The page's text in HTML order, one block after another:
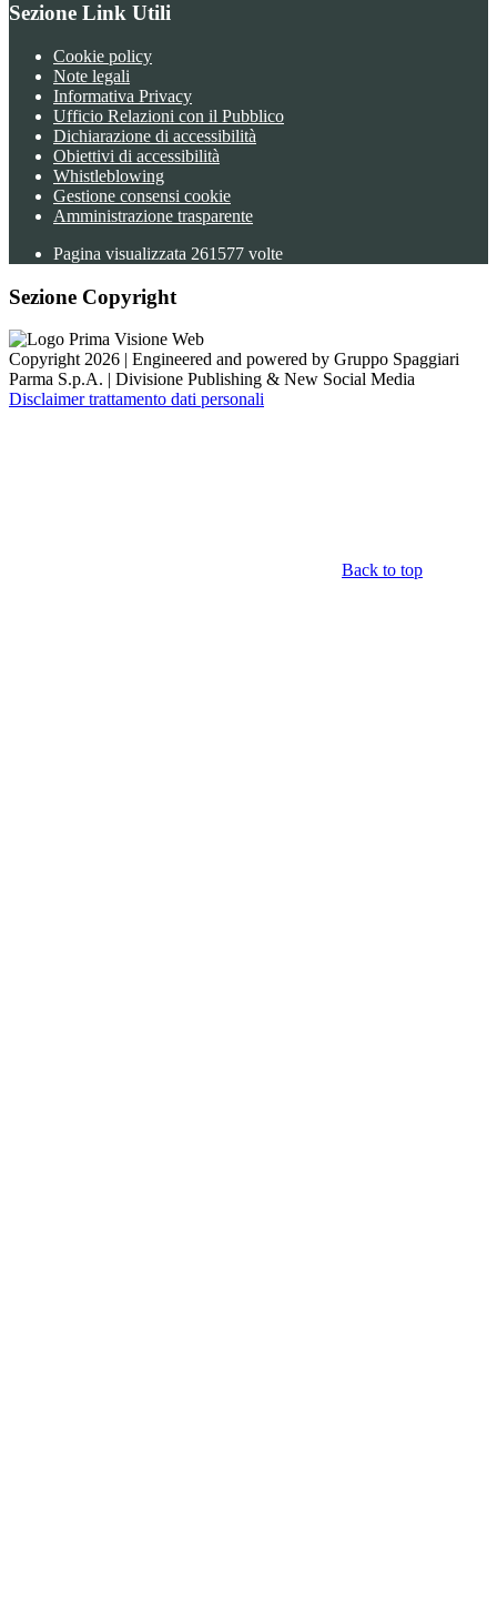
Sezione Link Utili
Cookie policy
Note legali
Informativa Privacy
Ufficio Relazioni con il Pubblico
Dichiarazione di accessibilità
Obiettivi di accessibilità
Whistleblowing
Gestione consensi cookie
Amministrazione trasparente
Pagina visualizzata 261577 volte
Sezione Copyright
Copyright 2026 | Engineered and powered by Gruppo Spaggiari
Parma S.p.A. | Divisione Publishing & New Social Media
Disclaimer trattamento dati personali
Back to top